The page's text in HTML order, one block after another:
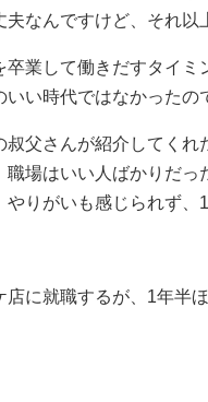
夫なんですけど、それ
卒業して働きだすタイ
いい時代ではなかった
叔父さんが紹介してく
職場はいい人ばかりだ
やりがいも感じられず
店に就職するが、1年半